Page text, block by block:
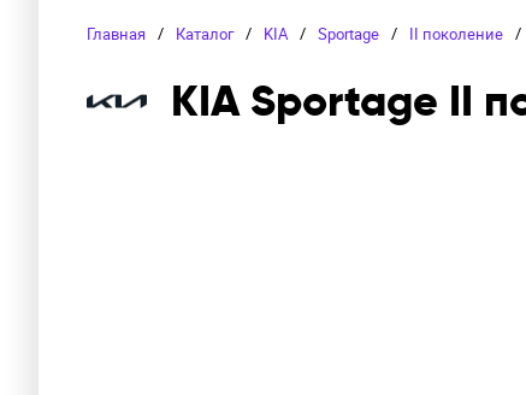
Главная / Каталог / KIA / Sportage / II поколение /
KIA Sportage II